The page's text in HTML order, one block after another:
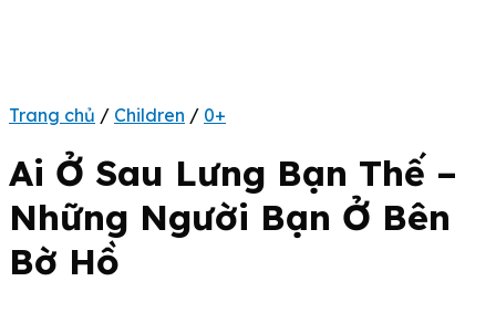
Trang chủ / Children / 0+
Ai Ở Sau Lưng Bạn Thế –
Những Người Bạn Ở Bên
Bờ Hồ